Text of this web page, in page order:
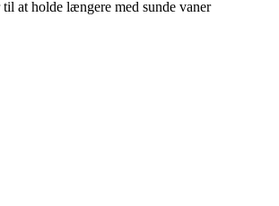
at holde længere med sunde vaner